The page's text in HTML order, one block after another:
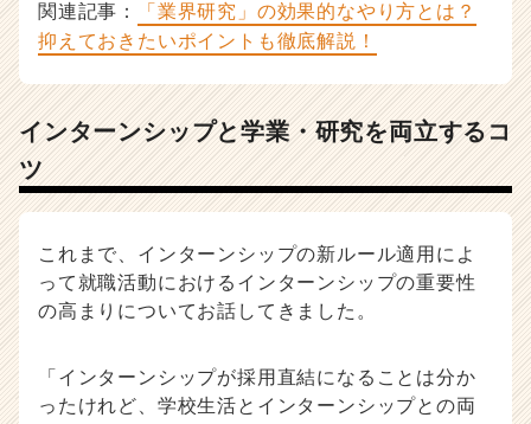
関連記事：
「業界研究」の効果的なやり方とは？
抑えておきたいポイントも徹底解説！
インターンシップと学業・研究を両立するコ
ツ
これまで、インターンシップの新ルール適用によ
って就職活動におけるインターンシップの重要性
の高まりについてお話してきました。
「インターンシップが採用直結になることは分か
ったけれど、学校生活とインターンシップとの両